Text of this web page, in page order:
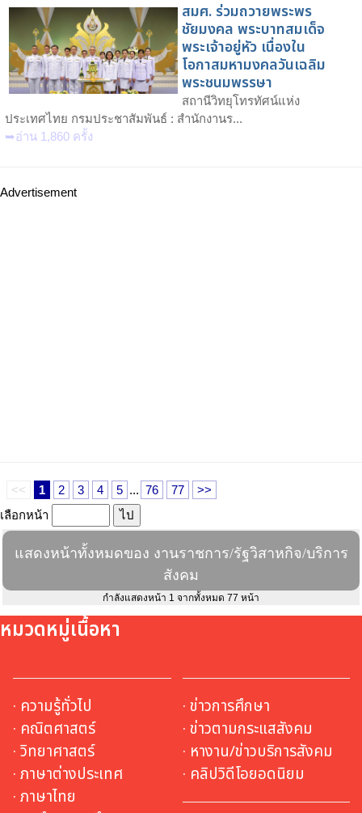
สมศ. ร่วมถวายพระพร
ชัยมงคล พระบาทสมเด็จ
พระเจ้าอยู่หัว เนื่องใน
โอกาสมหามงคลวันเฉลิม
พระชนมพรรษา
สถานีวิทยุโทรทัศน์แห่ง
ประเทศไทย กรมประชาสัมพันธ์ : สำนักงานร...
➥อ่าน 1,860 ครั้ง
Advertisement
<< 1 2 3 4 5 ... 76 77
>>
เลือกหน้า
แสดงหน้าทั้งหมดของ งานราชการ/รัฐวิสาหกิจ/บริการ
สังคม
กำลังแสดงหน้า 1 จากทั้งหมด 77 หน้า
หมวดหมู่เนื้อหา
· ความรู้ทั่วไป
· คณิตศาสตร์
· วิทยาศาสตร์
· ภาษาต่างประเทศ
· ภาษาไทย
· ข่าวการศึกษา
· ข่าวตามกระแสสังคม
· หางาน/ข่าวบริการสังคม
· คลิปวิดีโอยอดนิยม